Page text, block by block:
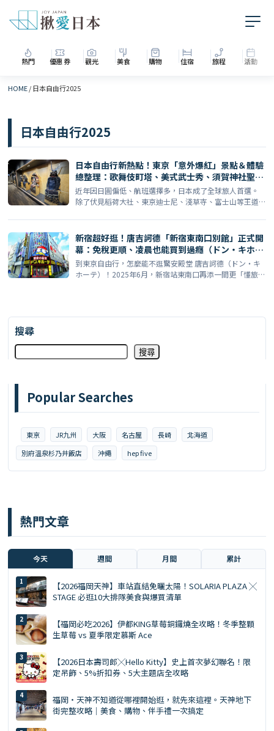
熱門 優惠券 觀光 美食 購物 住宿 旅程 活動
HOME/日本自由行2025
日本自由行2025
日本自由行新熱點！東京「意外爆紅」景點＆體驗
總整理：歌舞伎町塔、美式武士秀、須賀神社聖地
巡禮、SMALL WORLDS、便便博物館等
近年因日圓偏低、航班選擇多，日本成了全球旅人首選。
除了伏見稻荷大社、東京迪士尼、淺草寺、富士山等王道
新宿超好逛！唐吉訶德「新宿東南口別館」正式開
幕：免稅更順、凌晨也能買到過癮（ドン・キホー
テ新宿東南口別館／Don Quijote Shinjuku
Southeast Exit Annex）
到東京自由行，怎麼能不逛驚安殿堂 唐吉訶德（ドン・キ
ホーテ）！2025年6月，新宿站東南口再添一間更「懂旅
搜尋
搜尋
Popular Searches
東京 JR九州 大阪 名古屋 長崎
北海道
別府溫泉杉乃井飯店
沖繩 hep five
熱門文章
今天 週間 月間 累計
【2026福岡天神】車站直結免曬太陽！SOLARIA PLAZA ╳
STAGE 必逛10大排隊美食與爆買清單
【福岡必吃2026】伊都KING草莓銅鑼燒全攻略！冬季整顆
生草莓 vs 夏季限定慕斯 Ace
【2026日本壽司郎╳Hello Kitty】史上首次夢幻聯名！限
定吊飾、5%折扣券、5大主題店全攻略
福岡・天神不知道從哪裡開始逛，就先來這裡。天神地下
街完整攻略｜美食、購物、伴手禮一次搞定